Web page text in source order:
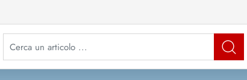
La modifica di un filtro aggiorna automaticamente gli altri filtri